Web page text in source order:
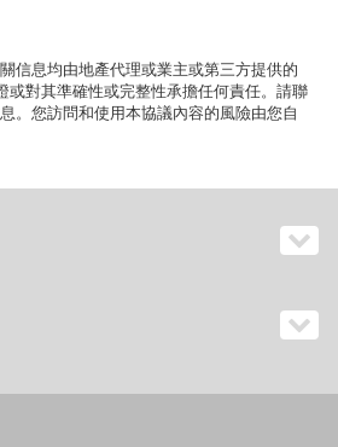
信息均由地產代理或業主或第三方提供的
或對其準確性或完整性承擔任何責任。請聯
。您訪問和使用本協議內容的風險由您自